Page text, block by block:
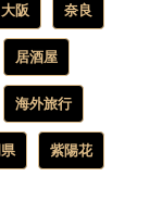
大阪 奈良
居酒屋
海外旅行
紫陽花